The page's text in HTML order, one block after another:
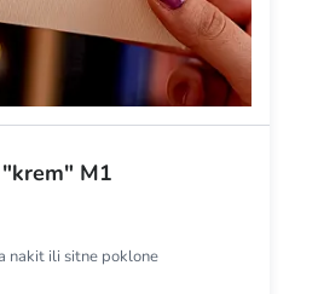
M1
nakit ili sitne poklone